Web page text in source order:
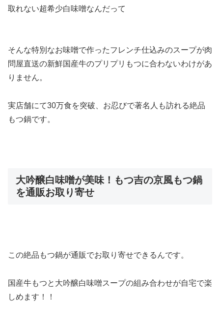
取れない超希少白味噌なんだって
そんな特別なお味噌で作ったフレンチ仕込みのスープが肉
問屋直送の新鮮国産牛のプリプリもつに合わないわけがあ
りません。
実店舗にて30万食を突破、お忍びで著名人も訪れる絶品
もつ鍋です。
大吟醸白味噌が美味！もつ吉の京風もつ鍋
を通販お取り寄せ
この絶品もつ鍋が通販でお取り寄せできるんです。
国産牛もつと大吟醸白味噌スープの組み合わせが自宅で楽
しめます！！